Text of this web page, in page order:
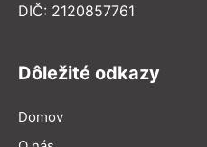
DIČ: 2120857761
Dôležité odkazy
Domov